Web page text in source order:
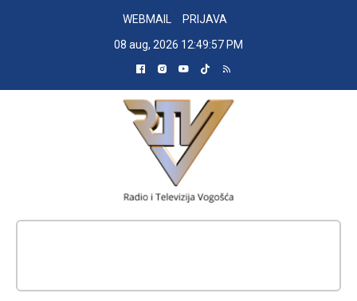
WEBMAIL
PRIJAVA
08 aug, 2026 12:49:58 PM